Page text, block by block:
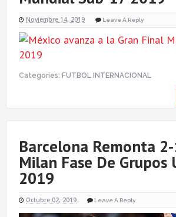
Noviembre 14, 2019 Leave A Reply
Categories: FUTBOL INTERNACIONAL
Barcelona Remonta
Milan Fase De Grupos
2019
Octubre 02, 2019 Leave A Reply